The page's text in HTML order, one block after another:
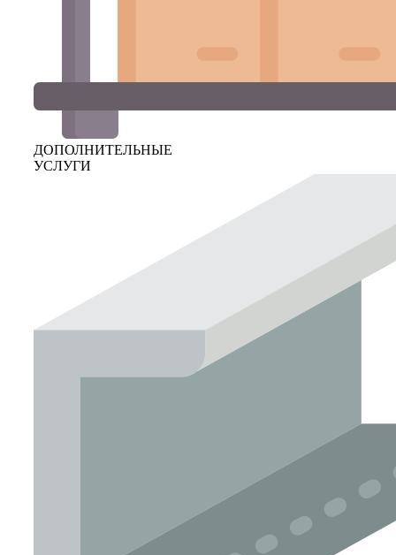
ДОПОЛНИТЕЛЬНЫЕ
УСЛУГИ